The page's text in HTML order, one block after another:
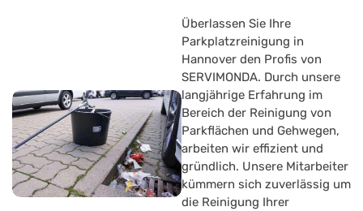
Überlassen Sie Ihre
Parkplatzreinigung in
Hannover den Profis von
SERVIMONDA. Durch unsere
langjährige Erfahrung im
Bereich der Reinigung von
Parkflächen und Gehwegen,
arbeiten wir effizient und
gründlich. Unsere Mitarbeiter
kümmern sich zuverlässig um
die Reinigung Ihrer